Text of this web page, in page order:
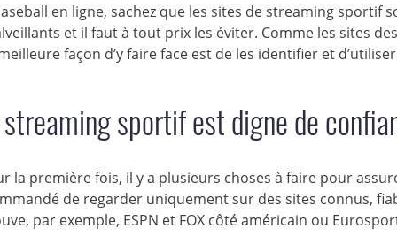
en ligne, sachez que les sites de streaming sportif
et il faut à tout prix les éviter. Comme les sites
façon d’y faire face est de les identifier et
sportif est digne de
la première fois, il y a plusieurs choses à faire pour
de regarder uniquement sur des sites connus,
par exemple, ESPN et FOX côté américain ou